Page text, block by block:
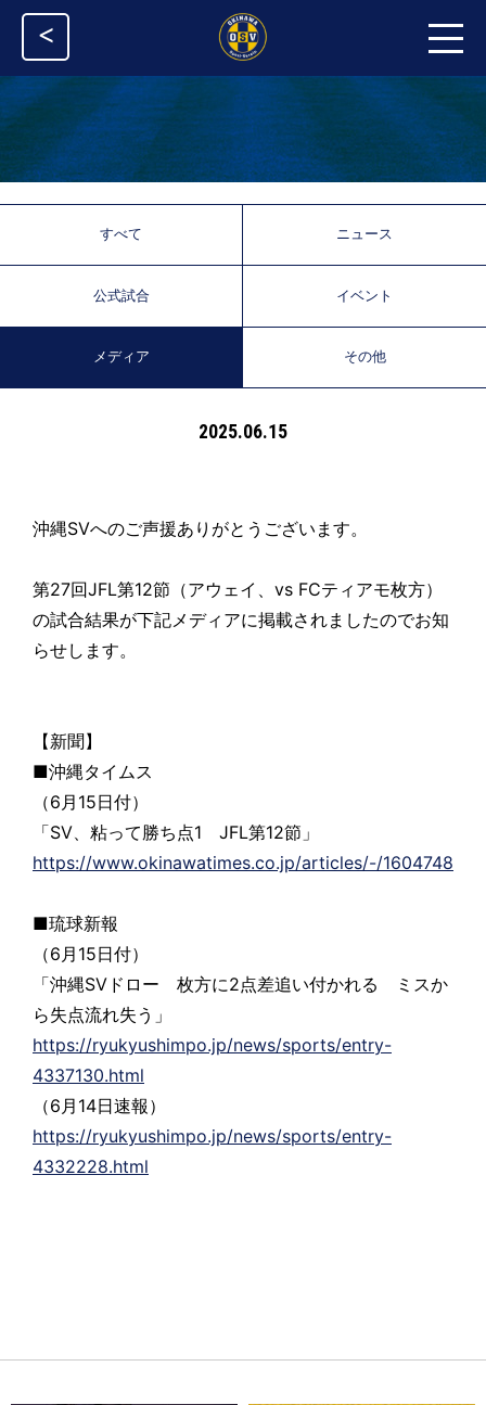
<
すべて ニュース
公式試合 イベント
メディア その他
2025.06.15
沖縄SVへのご声援ありがとうございます。
第27回JFL第12節（アウェイ、vs FCティアモ枚方）
の試合結果が下記メディアに掲載されましたのでお知
らせします。
【新聞】
■沖縄タイムス
（6月15日付）
「SV、粘って勝ち点1 JFL第12節」
https://www.okinawatimes.co.jp/articles/-/1604748
■琉球新報
（6月15日付）
「沖縄SVドロー 枚方に2点差追い付かれる ミスか
ら失点流れ失う」
https://ryukyushimpo.jp/news/sports/entry-
4337130.html
（6月14日速報）
https://ryukyushimpo.jp/news/sports/entry-
4332228.html